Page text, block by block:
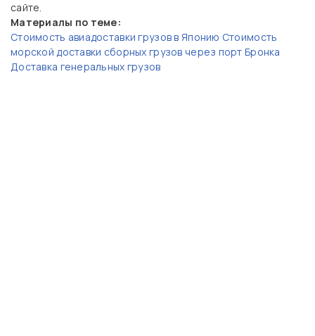
сайте.
Материалы по теме:
Стоимость авиадоставки грузов в Японию Стоимость
морской доставки сборных грузов через порт Бронка
Доставка генеральных грузов